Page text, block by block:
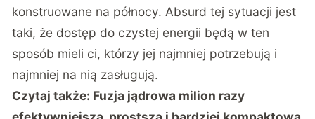
konstruowane na północy. Absurd tej sytuacji jest
taki, że dostęp do czystej energii będą w ten
sposób mieli ci, którzy jej najmniej potrzebują i
najmniej na nią zasługują.
Czytaj także: Fuzja jądrowa milion razy